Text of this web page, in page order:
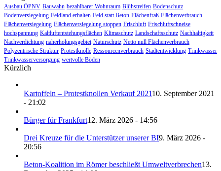
Ausbau ÖPNV Bauwahn bezahlbarer Wohnraum Blühstreifen Bodenschutz
Bodenversiegelung Feldland erhalten Feld statt Beton Flächenfraß Flächenverbrauch
Flächenversiegelung Flächenversiegelung stoppen Frischluft Frischluftschneise
hochspannung Kaltluftentstehungsflächen Klimaschutz Landschaftsschutz Nachhaltigkeit
Nachverdichtung naherholungsgebiet Naturschutz Netto null Flächenverbrauch
Polyzentrische Struktur Protestknolle Ressourcenverbrauch Stadtentwicklung Trinkwasser
Trinkwasserversorgung wertvolle Böden
Kürzlich
Kartoffeln – Protestknollen Verkauf 202110. September 2021
- 21:02
Bürger für Frankfurt12. März 2026 - 14:56
Drei Kreuze für die Unterstützer unserer BI9. März 2026 -
20:56
Beton-Koalition im Römer beschließt Umweltverbrechen13.